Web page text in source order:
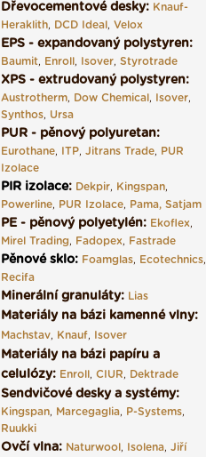
Dřevocementové desky: Knauf-
Heraklith, DCD Ideal, Velox
EPS - expandovaný polystyren:
Baumit, Enroll, Isover, Styrotrade
XPS - extrudovaný polystyren:
Austrotherm, Dow Chemical, Isover,
Synthos, Ursa
PUR - pěnový polyuretan:
Eurothane, ITP, Jitrans Trade, PUR
Izolace
PIR izolace: Dekpir, Kingspan,
Powerline, PUR Izolace, Pama, Satjam
PE - pěnový polyetylén: Ekoflex,
Mirel Trading, Fadopex, Fastrade
Pěnové sklo: Foamglas, Ecotechnics,
Recifa
Minerální granuláty: Lias
Materiály na bázi kamenné vlny:
Machstav, Knauf, Isover
Materiály na bázi papíru a
celulózy: Enroll, CIUR, Dektrade
Sendvičové desky a systémy:
Kingspan, Marcegaglia, P-Systems,
Ruukki
Ovčí vlna: Naturwool, Isolena, Jiří